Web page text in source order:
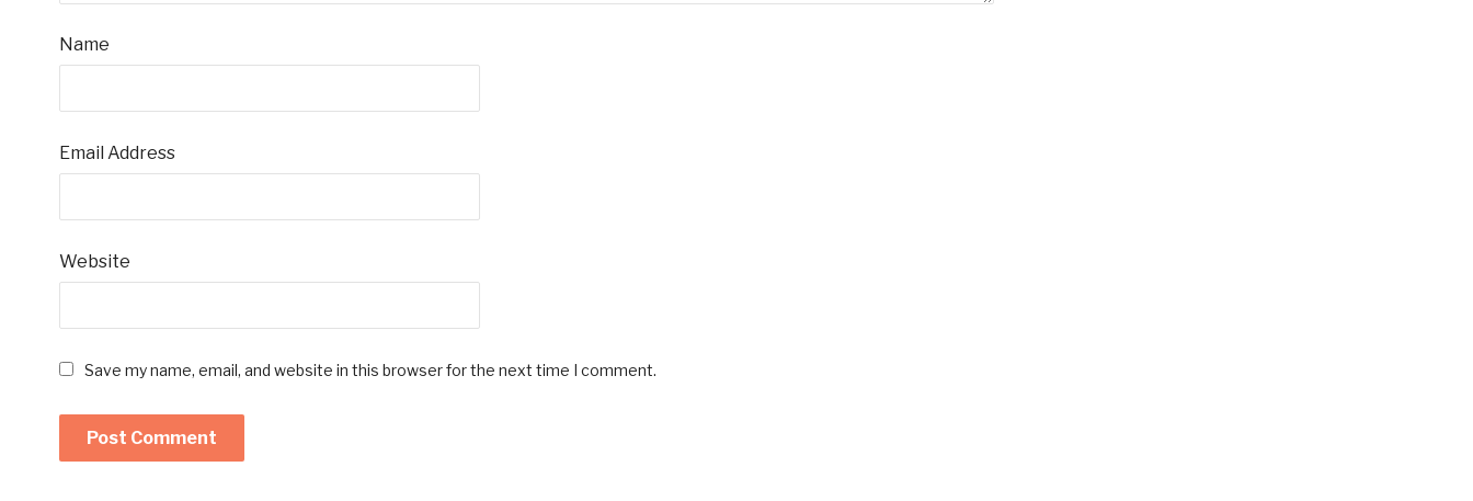
Name
Email Address
Website
Save my name, email, and website in this browser for the next time I comment.